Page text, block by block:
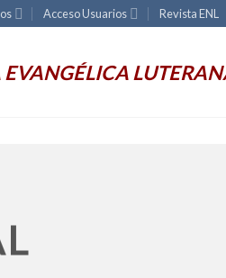
Acceso Usuarios Revista ENL
EVANGÉLICA